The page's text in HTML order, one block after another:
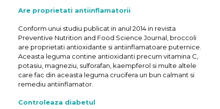
Are proprietati antiinflamatorii
Conform unui studiu publicat in anul 2014 in revista
Preventive Nutrition and Food Science Journal, broccoli
are proprietati antioxidante si antiinflamatoare puternice.
Aceasta leguma contine antioxidanti precum vitamina C,
potasiu, magneziu, sulforafan, kaempferol si multe altele
care fac din aceasta leguma crucifera un bun calmant si
remediu antiinflamator.
Controleaza diabetul